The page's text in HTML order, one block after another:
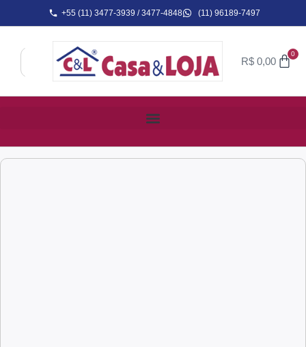
+55 (11) 3477-3939 / 3477-4848 (11) 96189-7497
R$ 0,00
0